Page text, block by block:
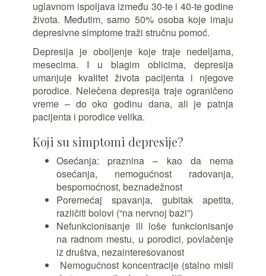
uglavnom ispoljava između 30-te i 40-te godine
života. Međutim, samo 50% osoba koje imaju
depresivne simptome traži stručnu pomoć.
Depresija je oboljenje koje traje nedeljama,
mesecima. I u blagim oblicima, depresija
umanjuje kvalitet života pacijenta i njegove
porodice. Nelečena depresija traje ograničeno
vreme – do oko godinu dana, ali je patnja
pacijenta i porodice velika.
Koji su simptomi depresije?
Osećanja: praznina – kao da nema
osećanja, nemogućnost radovanja,
bespomoćnost, beznadežnost
Poremećaj spavanja, gubitak apetita,
različiti bolovi (“na nervnoj bazi”)
Nefunkcionisanje ili loše funkcionisanje
na radnom mestu, u porodici, povlačenje
iz društva, nezainteresovanost
Nemogućnost koncentracije (stalno misli